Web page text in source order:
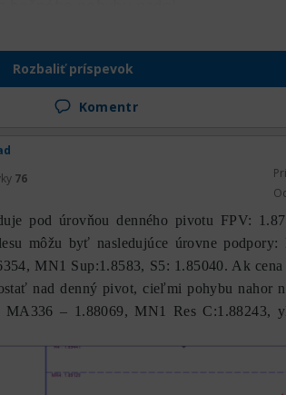
Rozbaliť príspevok
Komentr
76
pod úrovňou denného pivotu FPV:
môžu byť nasledujúce úrovne podpory:
MN1 Sup:1.8583, S5: 1.85040. Ak
nad denný pivot, cieľmi pohybu nahor
МА336 – 1.88069, MN1 Res C:1.88243,